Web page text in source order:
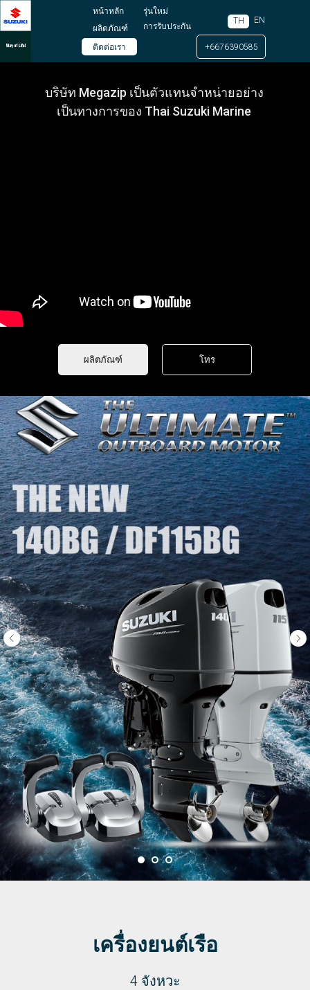
หน้าหลัก
รุ่นใหม่
ผลิตภัณฑ์
การรับประกัน
ติดต่อเรา
TH EN
+6676390585
บริษัท Megazip เป็นตัวแทนจำหน่ายอย่าง
เป็นทางการของ Thai Suzuki Marine
ผลิตภัณฑ์ โทร
เครื่องยนต์เรือ
4 จังหวะ